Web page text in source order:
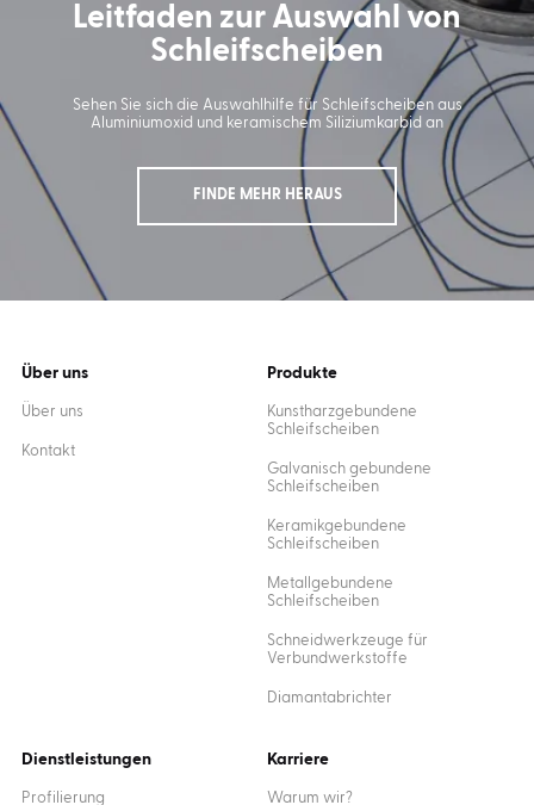
Leitfaden zur Auswahl von
Schleifscheiben
Sehen Sie sich die Auswahlhilfe für Schleifscheiben aus
Aluminiumoxid und keramischem Siliziumkarbid an
FINDE MEHR HERAUS
Über uns
Über uns
Kontakt
Produkte
Kunstharzgebundene
Schleifscheiben
Galvanisch gebundene
Schleifscheiben
Keramikgebundene
Schleifscheiben
Metallgebundene
Schleifscheiben
Schneidwerkzeuge für
Verbundwerkstoffe
Diamantabrichter
Dienstleistungen
Profilierung
Karriere
Warum wir?